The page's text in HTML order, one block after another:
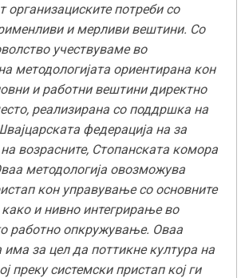
организациските потреби со
и мерливи вештини. Со
учествуваме во
методологијата ориентирана кон
и работни вештини директно
реализирана со поддршка на
федерација на за
возрасните, Стопанската комора
методологија овозможува
кон управување со основните
и нивно интегрирање во
работно опкружување. Оваа
има за цел да поттикне култура на
преку системски пристап кој ги